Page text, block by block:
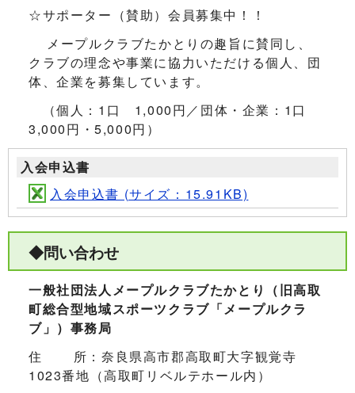
☆サポーター（賛助）会員募集中！！
メープルクラブたかとりの趣旨に賛同し、
クラブの理念や事業に協力いただける個人、団
体、企業を募集しています。
（個人：1口 1,000円／団体・企業：1口
3,000円・5,000円）
入会申込書
入会申込書 (サイズ：15.91KB)
◆問い合わせ
一般社団法人メープルクラブたかとり（旧高取
町総合型地域スポーツクラブ「メープルクラ
ブ」）事務局
住 所：奈良県高市郡高取町大字観覚寺
1023番地（高取町リベルテホール内）